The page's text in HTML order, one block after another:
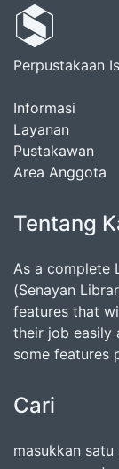
Perpustakaan
Informasi
Layanan
Pustakawan
Area Anggota
Tentang
As a complete
(Senayan
features that
their job easily
some features
Cari
masukkan